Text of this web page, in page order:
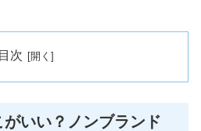
目次
いい？ノンブランド